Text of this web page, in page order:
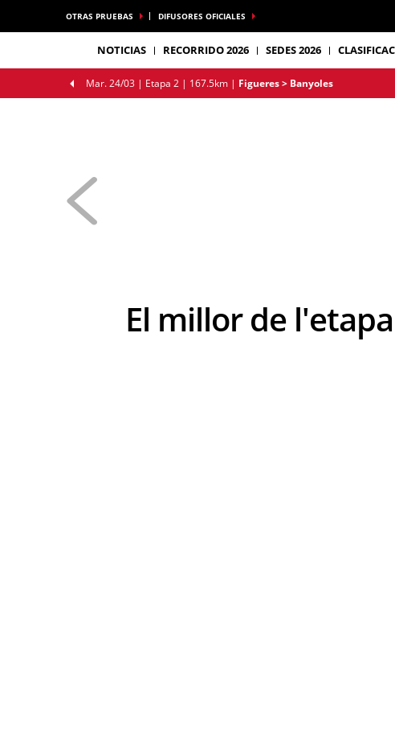
OTRAS PRUEBAS DIFUSORES OFICIALES
NOTICIAS RECORRIDO 2026 SEDES 2026
Mar. 24/03 | Etapa 2 | 167.5km | Figueres > Banyoles
El millor de